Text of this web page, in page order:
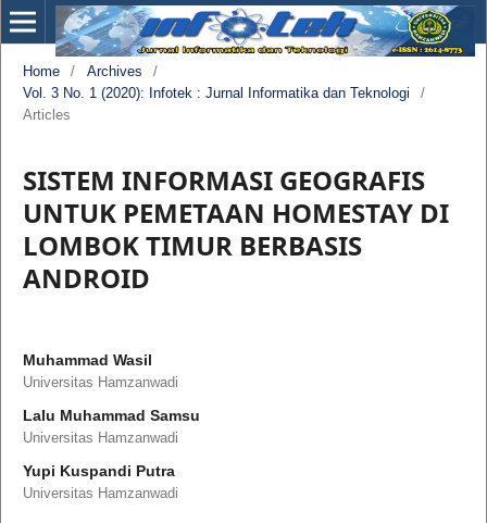
Home / Archives
/
Vol. 3 No. 1 (2020): Infotek : Jurnal Informatika dan Teknologi
/
Articles
SISTEM INFORMASI GEOGRAFIS
UNTUK PEMETAAN HOMESTAY DI
LOMBOK TIMUR BERBASIS
ANDROID
Muhammad Wasil
Universitas Hamzanwadi
Lalu Muhammad Samsu
Universitas Hamzanwadi
Yupi Kuspandi Putra
Universitas Hamzanwadi